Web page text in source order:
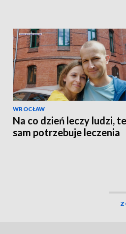
WROCŁAW
Na co dzień leczy ludzi,
sam potrzebuje leczenia